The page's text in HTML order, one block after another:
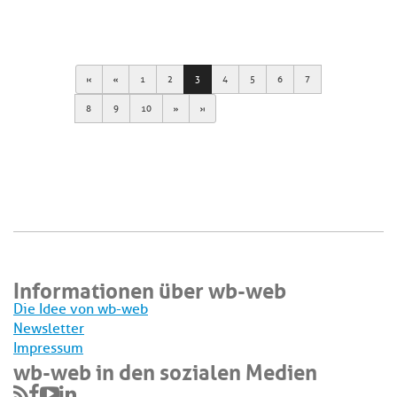
First Previous
1 2 3 4 5 6 7
8 9 10 Next Last
Informationen über wb-web
Die Idee von wb-web
Newsletter
Impressum
wb-web in den sozialen Medien